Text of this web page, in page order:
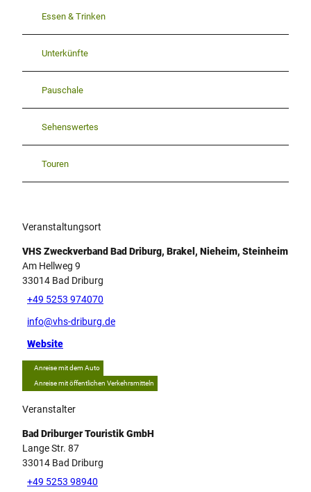
Essen & Trinken
Unterkünfte
Pauschale
Sehenswertes
Touren
Veranstaltungsort
VHS Zweckverband Bad Driburg, Brakel, Nieheim, Steinheim
Am Hellweg 9
33014 Bad Driburg
+49 5253 974070
info@vhs-driburg.de
Website
Anreise mit dem Auto
Anreise mit öffentlichen Verkehrsmitteln
Veranstalter
Bad Driburger Touristik GmbH
Lange Str. 87
33014 Bad Driburg
+49 5253 98940